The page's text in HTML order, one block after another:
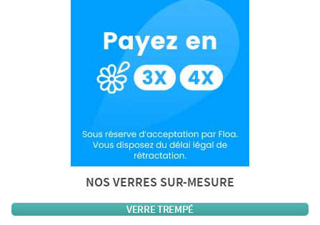
NOS VERRES SUR-MESURE
VERRE TREMPÉ